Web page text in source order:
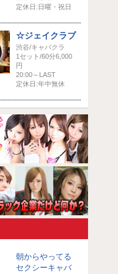
定休日:日曜・祝日
☆ジェイクラブ
渋谷/キャバクラ
1セット/60分6,000
円
20:00～LAST
定休日:年中無休
朝からやってる
セクシーキャバ